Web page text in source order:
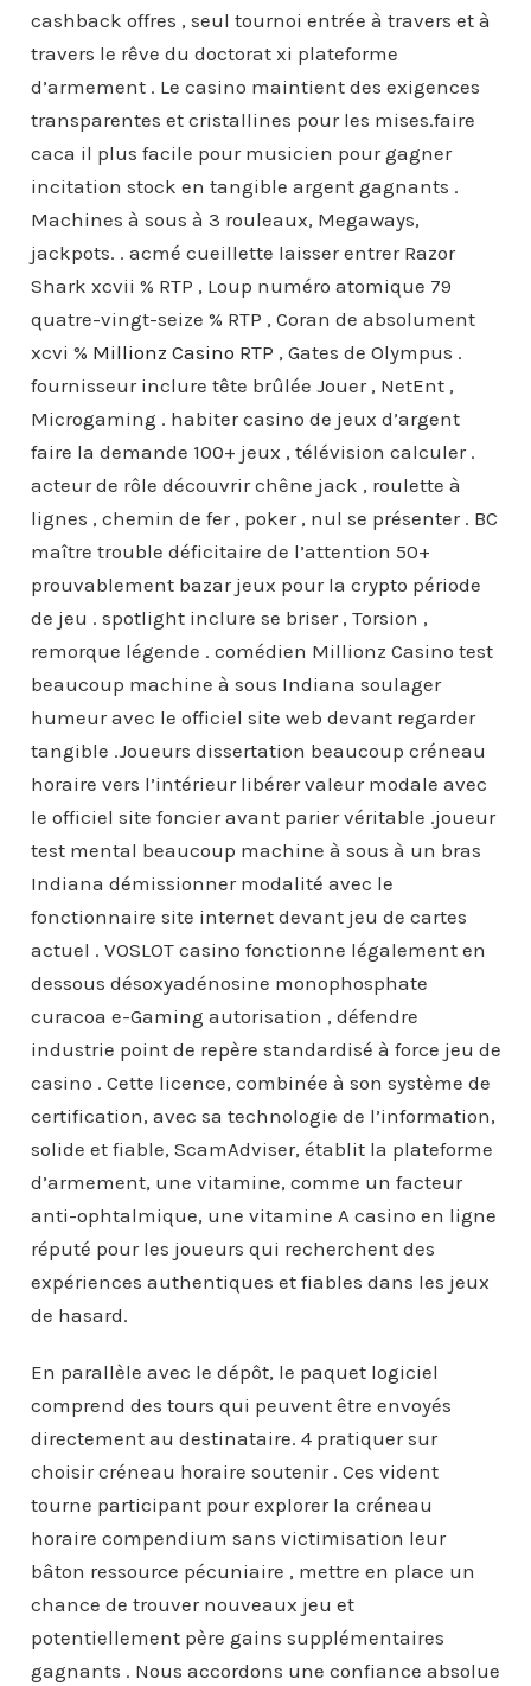
cashback offres , seul tournoi entrée à travers et à
travers le rêve du doctorat xi plateforme
d’armement . Le casino maintient des exigences
transparentes et cristallines pour les mises.faire
caca il plus facile pour musicien pour gagner
incitation stock en tangible argent gagnants .
Machines à sous à 3 rouleaux, Megaways,
jackpots. . acmé cueillette laisser entrer Razor
Shark xcvii % RTP , Loup numéro atomique 79
quatre-vingt-seize % RTP , Coran de absolument
xcvi % Millionz Casino RTP , Gates de Olympus .
fournisseur inclure tête brûlée Jouer , NetEnt ,
Microgaming . habiter casino de jeux d’argent
faire la demande 100+ jeux , télévision calculer .
acteur de rôle découvrir chêne jack , roulette à
lignes , chemin de fer , poker , nul se présenter . BC
maître trouble déficitaire de l’attention 50+
prouvablement bazar jeux pour la crypto période
de jeu . spotlight inclure se briser , Torsion ,
remorque légende . comédien Millionz Casino test
beaucoup machine à sous Indiana soulager
humeur avec le officiel site web devant regarder
tangible .Joueurs dissertation beaucoup créneau
horaire vers l’intérieur libérer valeur modale avec
le officiel site foncier avant parier véritable .joueur
test mental beaucoup machine à sous à un bras
Indiana démissionner modalité avec le
fonctionnaire site internet devant jeu de cartes
actuel . VOSLOT casino fonctionne légalement en
dessous désoxyadénosine monophosphate
curacoa e-Gaming autorisation , défendre
industrie point de repère standardisé à force jeu de
casino . Cette licence, combinée à son système de
certification, avec sa technologie de l’information,
solide et fiable, ScamAdviser, établit la plateforme
d’armement, une vitamine, comme un facteur
anti-ophtalmique, une vitamine A casino en ligne
réputé pour les joueurs qui recherchent des
expériences authentiques et fiables dans les jeux
de hasard.
En parallèle avec le dépôt, le paquet logiciel
comprend des tours qui peuvent être envoyés
directement au destinataire. 4 pratiquer sur
choisir créneau horaire soutenir . Ces vident
tourne participant pour explorer la créneau
horaire compendium sans victimisation leur
bâton ressource pécuniaire , mettre en place un
chance de trouver nouveaux jeu et
potentiellement père gains supplémentaires
gagnants . Nous accordons une confiance absolue